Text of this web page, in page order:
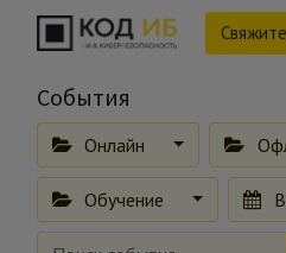
События
Онлайн
Обучение